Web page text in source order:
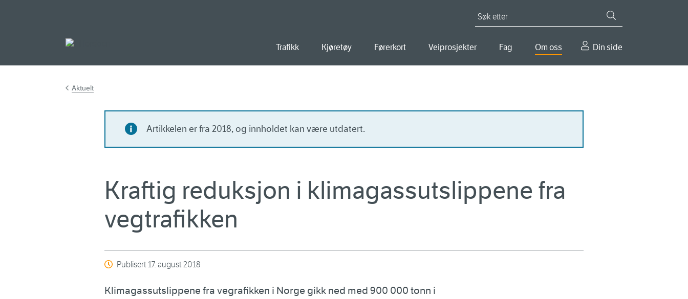
Trafikk Kjøretøy Førerkort Veiprosjekter Fag Om oss Din side
Aktuelt
Artikkelen er fra 2018, og innholdet kan være utdatert.
Kraftig reduksjon i klimagassutslippene fra
vegtrafikken
Publisert17. august 2018
Klimagassutslippene fra vegrafikken i Norge gikk ned med 900 000 tonn i